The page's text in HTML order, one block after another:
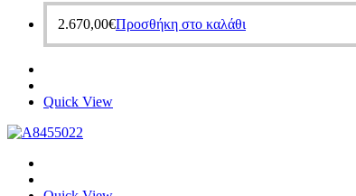
2.670,00€Προσθήκη στο καλάθι
Quick View